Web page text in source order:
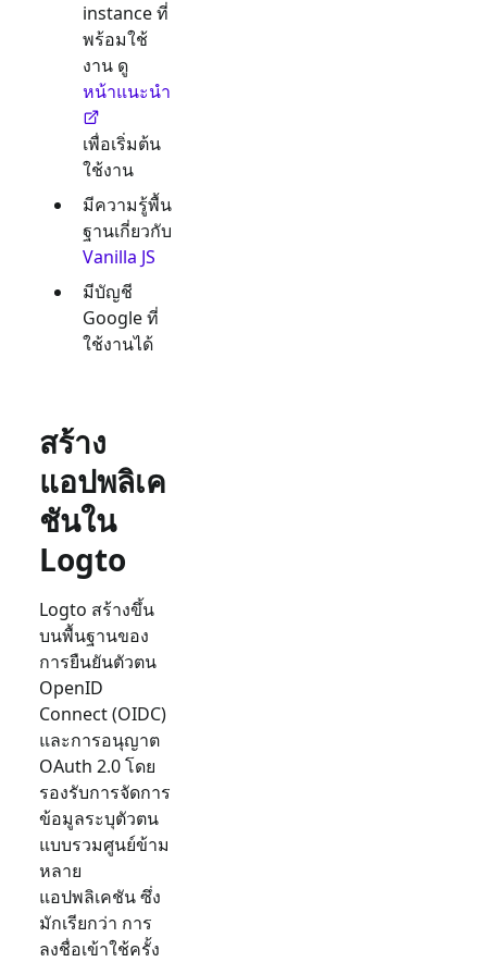
instance ที่
พร้อมใช้
งาน ดู
หน้าแนะนำ
เพื่อเริ่มต้น
ใช้งาน
มีความรู้พื้น
ฐานเกี่ยวกับ
Vanilla JS
มีบัญชี
Googleที่
ใช้งานได้
สร้าง
แอปพลิเค
ชันใน
Logto
Logto สร้างขึ้น
บนพื้นฐานของ
การยืนยันตัวตน
OpenID
Connect (OIDC)
และการอนุญาต
OAuth 2.0 โดย
รองรับการจัดการ
ข้อมูลระบุตัวตน
แบบรวมศูนย์ข้าม
หลาย
แอปพลิเคชัน ซึ่ง
มักเรียกว่า การ
ลงชื่อเข้าใช้ครั้ง